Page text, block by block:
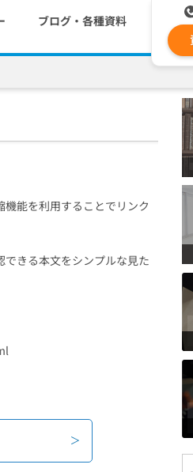
ーバー
ビス
遅延なく確実・高速に送る
ブログ・各種資料
能を利用することでリンク
できる本文をシンプルな見た